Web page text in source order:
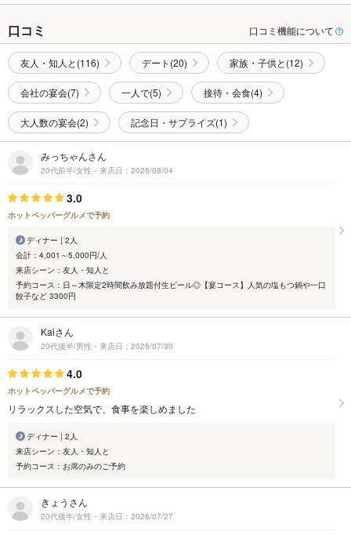
口コミ 口コミ機能について
友人・知人と(116) デート(20) 家族・子供と(12)
会社の宴会(7) 一人で(5) 接待・会食(4)
大人数の宴会(2) 記念日・サプライズ(1)
みっちゃんさん
20代前半/女性・来店日：2026/08/04
3.0
ホットペッパーグルメで予約
ディナー | 2人
会計：4,001～5,000円/人
来店シーン：友人・知人と
予約コース：日～木限定2時間飲み放題付生ビール◎【宴コース】人気の塩もつ鍋や一口
餃子など 3300円
Kaiさん
20代後半/男性・来店日：2026/07/30
4.0
ホットペッパーグルメで予約
リラックスした空気で、食事を楽しめました
ディナー | 2人
来店シーン：友人・知人と
予約コース：お席のみのご予約
きょうさん
20代後半/女性・来店日：2026/07/27